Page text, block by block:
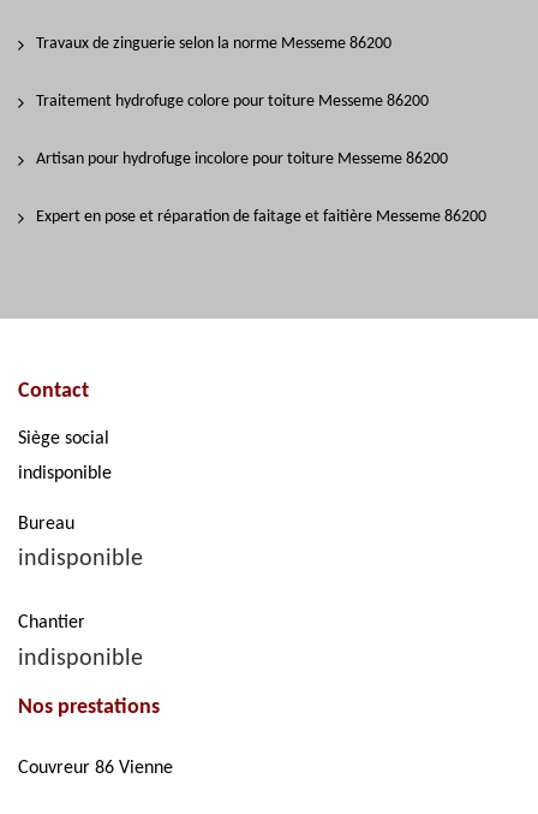
Travaux de zinguerie selon la norme Messeme 86200
Traitement hydrofuge colore pour toiture Messeme 86200
Artisan pour hydrofuge incolore pour toiture Messeme 86200
Expert en pose et réparation de faitage et faitière Messeme 86200
Contact
Siège social
indisponible
Bureau
indisponible
Chantier
indisponible
Nos prestations
Couvreur 86 Vienne